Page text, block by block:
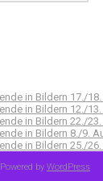
in Bildern 17./
in Bildern 12./
in Bildern 22./
in Bildern 8./9.
in Bildern 25./
by WordPress